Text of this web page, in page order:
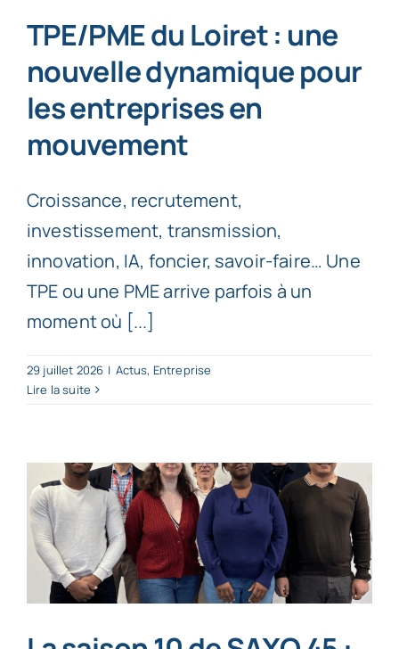
TPE/PME du Loiret : une
nouvelle dynamique pour
les entreprises en
mouvement
Croissance, recrutement,
investissement, transmission,
innovation, IA, foncier, savoir-faire… Une
TPE ou une PME arrive parfois à un
moment où [...]
29 juillet 2026 | Actus, Entreprise
Lire la suite